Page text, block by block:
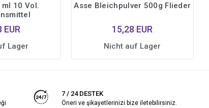
10 Vol.
EUR
Lager
Asse Bleichpulver 500g Flieder
15,28 EUR
Nicht auf Lager
7 / 24 DESTEK
Öneri ve şikayetlerinizi bize iletebilirsiniz.